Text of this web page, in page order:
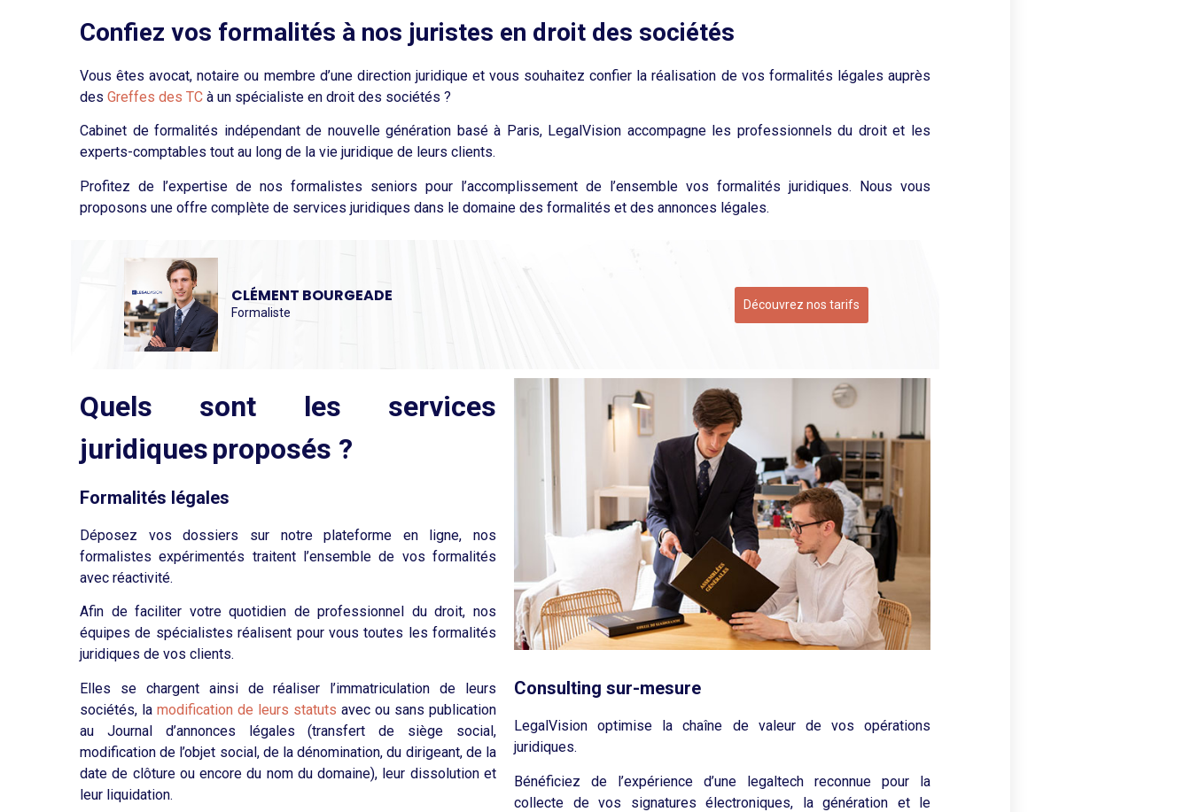
Confiez vos formalités à nos juristes en droit des sociétés
Vous êtes avocat, notaire ou membre d’une direction juridique et vous souhaitez confier la réalisation de vos formalités légales auprès
des Greffes des TC à un spécialiste en droit des sociétés ?
Cabinet de formalités indépendant de nouvelle génération basé à Paris, LegalVision accompagne les professionnels du droit et les
experts-comptables tout au long de la vie juridique de leurs clients.
Profitez de l’expertise de nos formalistes seniors pour l’accomplissement de l’ensemble vos formalités juridiques. Nous vous
proposons une offre complète de services juridiques dans le domaine des formalités et des annonces légales.
CLÉMENT BOURGEADE
Formaliste
Découvrez nos tarifs
Quels sont les services
juridiques proposés ?
Formalités légales
Déposez vos dossiers sur notre plateforme en ligne, nos
formalistes expérimentés traitent l’ensemble de vos formalités
avec réactivité.
Afin de faciliter votre quotidien de professionnel du droit, nos
équipes de spécialistes réalisent pour vous toutes les formalités
juridiques de vos clients.
Elles se chargent ainsi de réaliser l’immatriculation de leurs
sociétés, la modification de leurs statuts avec ou sans publication
au Journal d’annonces légales (transfert de siège social,
modification de l’objet social, de la dénomination, du dirigeant, de la
date de clôture ou encore du nom du domaine), leur dissolution et
leur liquidation.
Consulting sur-mesure
LegalVision optimise la chaîne de valeur de vos opérations
juridiques.
Bénéficiez de l’expérience d’une legaltech reconnue pour la
collecte de vos signatures électroniques, la génération et le